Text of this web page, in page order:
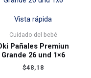
Vista rápida
Cuidado del bebé
Pañales Premiun
Grande 26 und 1×6
$48,18